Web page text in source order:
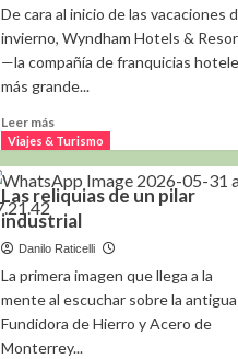
De cara al inicio de las vacaciones
invierno, Wyndham Hotels &
—la compañía de franquicias
más grande...
Leer más
más
Wyndham
Hotels
&
Resorts
crecimiento
de
las
reservas
Viajes & Turismo
Las reliquias de un pilar
industrial
Danilo Raticelli
La primera imagen que llega a la
mente al escuchar sobre la antigua
Fundidora de Hierro y Acero de
Monterrey...